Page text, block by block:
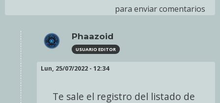
para enviar comentarios
Phaazoid
USUARIO EDITOR
En
Lun, 25/07/2022 - 12:34
Te sale el registro del listado de